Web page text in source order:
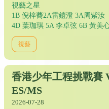
視藝之星
1B 倪梓蕎2A雷鎧澄 3A周紫汝
4D 葉珈琪 5A 李卓弦 6B 黃美
視藝
香港少年工程挑戰賽
ES/MS
2026-07-28